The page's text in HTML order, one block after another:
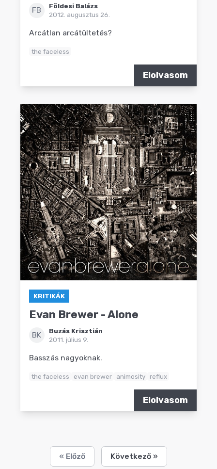
FB
Földesi Balázs
2012. augusztus 26.
Arcátlan arcátültetés?
the faceless
Elolvasom
KRITIKÁK
Evan Brewer - Alone
BK
Buzás Krisztián
2011. július 9.
Basszás nagyoknak.
the faceless evan brewer animosity reflux
Elolvasom
« Előző Következő »